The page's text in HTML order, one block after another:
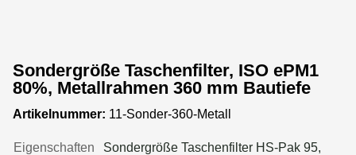
Sondergröße Taschenfilter, ISO ePM1
80%, Metallrahmen 360 mm Bautiefe
Artikelnummer: 11-Sonder-360-Metall
Eigenschaften
Sondergröße Taschenfilter HS-Pak 95,